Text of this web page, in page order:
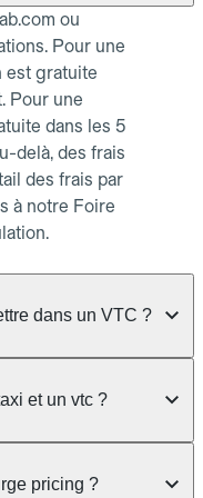
ou
Pour une
est gratuite
Pour une
dans les 5
delà, des frais
des frais par
à notre Foire
dans un VTC ?
: jusqu'à 3
et un vtc ?
tarif calculé au
pricing ?